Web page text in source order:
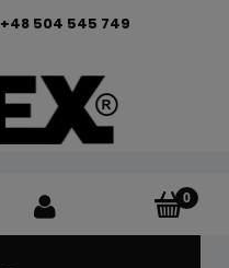
+48 504 545 749